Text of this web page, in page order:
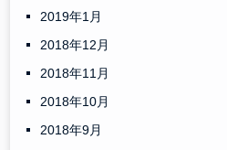
2019年1月
2018年12月
2018年11月
2018年10月
2018年9月